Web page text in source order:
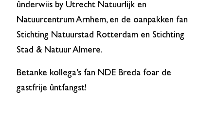
ûnderwiis by Utrecht Natuurlijk en
Natuurcentrum Arnhem, en de oanpakken fan
Stichting Natuurstad Rotterdam en Stichting
Stad & Natuur Almere.
Betanke kollega’s fan NDE Breda foar de
gastfrije ûntfangst!